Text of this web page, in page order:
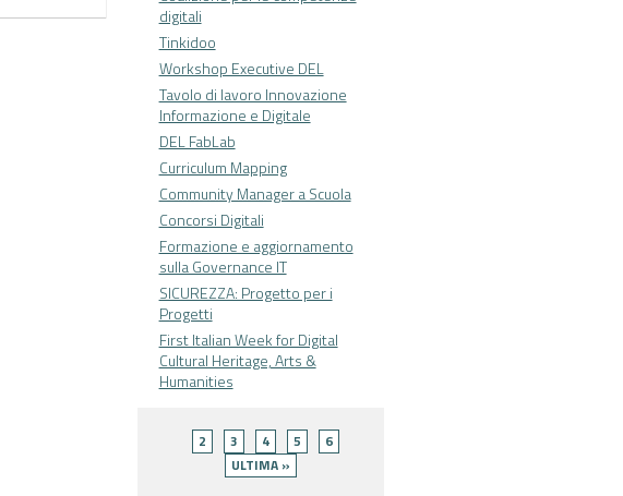
digitali
Tinkidoo
Workshop Executive DEL
Tavolo di lavoro Innovazione
Informazione e Digitale
DEL FabLab
Curriculum Mapping
Community Manager a Scuola
Concorsi Digitali
Formazione e aggiornamento
sulla Governance IT
SICUREZZA: Progetto per i
Progetti
First Italian Week for Digital
Cultural Heritage, Arts &
Humanities
2 3 4 5
6
ULTIMA »